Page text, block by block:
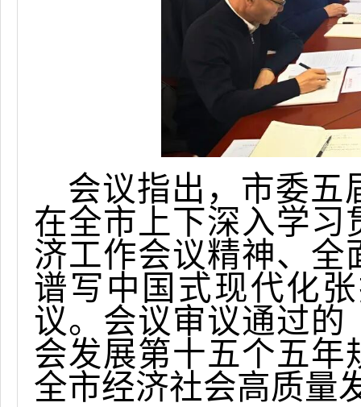
会议指出，市委五
在全市上下深入学习
济工作会议精神、全
谱写中国式现代化
议。会议审议通过的
会发展第十五个五年
全市经济社会高质量